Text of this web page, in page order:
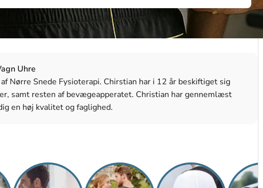
Uhre
Nørre Snede Fysioterapi. Chirstian har i 12 år beskiftiget sig
samt resten af bevægeapperatet. Christian har gennemlæst
en høj kvalitet og faglighed.